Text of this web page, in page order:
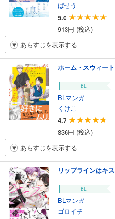
ばせう
5.0
913円 (税込)
あらすじを表示する
ホーム・スウィー
BL
BLマンガ
くけこ
4.7
836円 (税込)
あらすじを表示する
リップラインはキ
BL
BLマンガ
ゴロイチ